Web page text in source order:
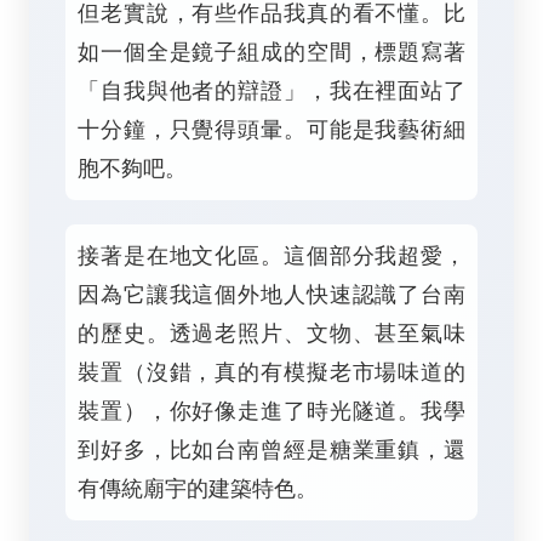
但老實說，有些作品我真的看不懂。比
如一個全是鏡子組成的空間，標題寫著
「自我與他者的辯證」，我在裡面站了
十分鐘，只覺得頭暈。可能是我藝術細
胞不夠吧。
接著是在地文化區。這個部分我超愛，
因為它讓我這個外地人快速認識了台南
的歷史。透過老照片、文物、甚至氣味
裝置（沒錯，真的有模擬老市場味道的
裝置），你好像走進了時光隧道。我學
到好多，比如台南曾經是糖業重鎮，還
有傳統廟宇的建築特色。